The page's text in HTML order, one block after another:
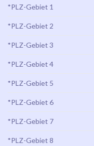
*PLZ-Gebiet 1
*PLZ-Gebiet 2
*PLZ-Gebiet 3
*PLZ-Gebiet 4
*PLZ-Gebiet 5
*PLZ-Gebiet 6
*PLZ-Gebiet 7
*PLZ-Gebiet 8